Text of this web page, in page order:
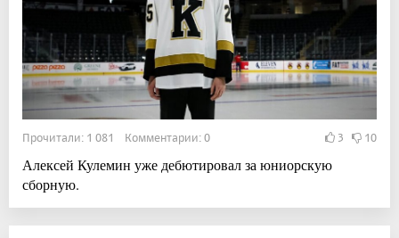
Прочитали: 1 081 Комментарии: 0 3 10
Алексей Кулемин уже дебютировал за юниорскую
сборную.